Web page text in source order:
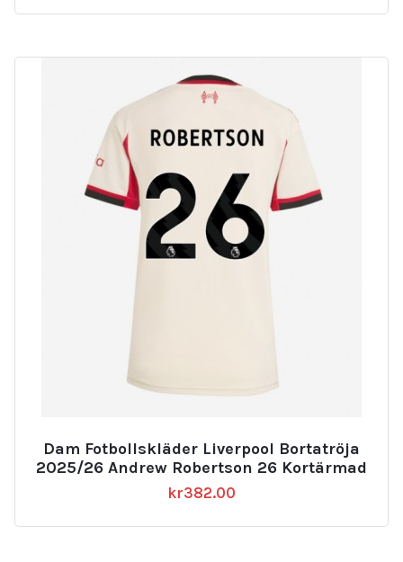
Dam Fotbollskläder Liverpool Bortatröja
2025/26 Andrew Robertson 26 Kortärmad
kr382.00